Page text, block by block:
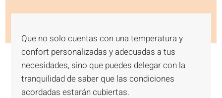
Que no solo cuentas con una temperatura y
confort personalizadas y adecuadas a tus
necesidades, sino que puedes delegar con la
tranquilidad de saber que las condiciones
acordadas estarán cubiertas.